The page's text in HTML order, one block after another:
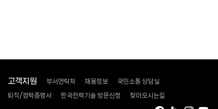
고객지원 부서연락처 채용정보 국민소통 상담실
퇴직/경력증명서 한국전력기술 방문신청 찾아오시는길